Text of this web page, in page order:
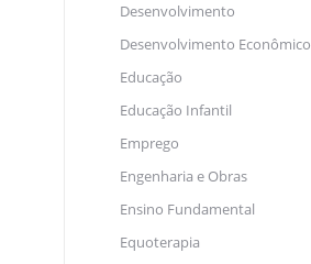
Desenvolvimento
Desenvolvimento Econômico
Educação
Educação Infantil
Emprego
Engenharia e Obras
Ensino Fundamental
Equoterapia